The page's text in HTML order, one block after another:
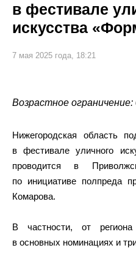
в фестивале
искусства
7 мая 2025 года, 18:21
Возрастное ограничение:
Нижегородская область
в фестивале уличного
проводится в
по инициативе полпреда
Комарова.
В частности, от
в основных номинациях и